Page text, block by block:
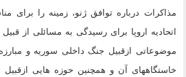
مذاکرات درباره توافق ژنو، زمینه را برای
اتحادیه اروپا برای رسیدگی به مسائلی از
موضوعاتی ازقبیل جنگ داخلی سوریه و
خاستگاههای آن و همچنین حوزه هایی